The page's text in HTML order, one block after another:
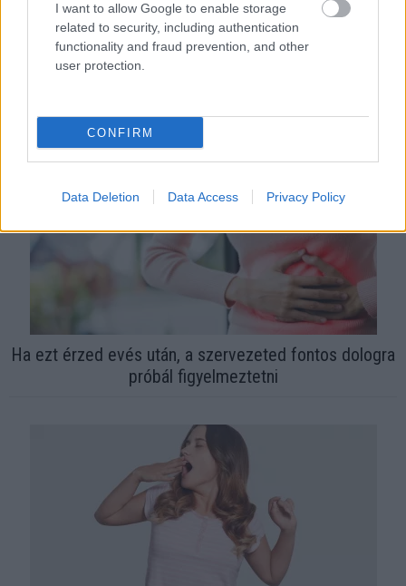
I want to allow Google to enable storage
related to security, including authentication
functionality and fraud prevention, and other
user protection.
CONFIRM
Data Deletion Data Access Privacy Policy
Egyre több embernél jelentkezik ez a hiányállapot – az
Ha ezt érzed evés után, a szervezeted fontos dologra
próbál figyelmeztetni